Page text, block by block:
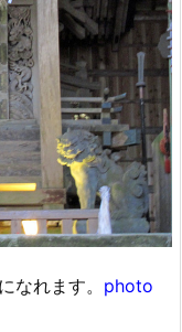
なれます。 photo